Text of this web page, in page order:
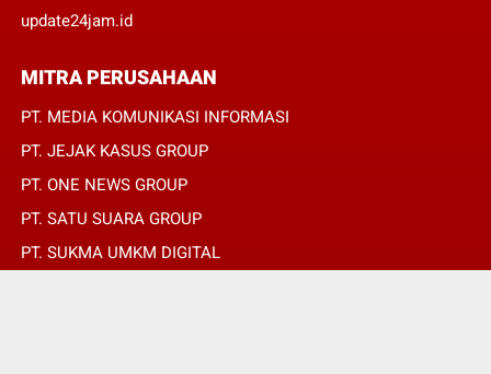
update24jam.id
MITRA PERUSAHAAN
PT. MEDIA KOMUNIKASI INFORMASI
PT. JEJAK KASUS GROUP
PT. ONE NEWS GROUP
PT. SATU SUARA GROUP
PT. SUKMA UMKM DIGITAL